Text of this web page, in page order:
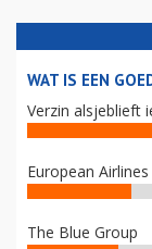
WAT IS EEN
Verzin alsjeblieft
European
The Blue Group